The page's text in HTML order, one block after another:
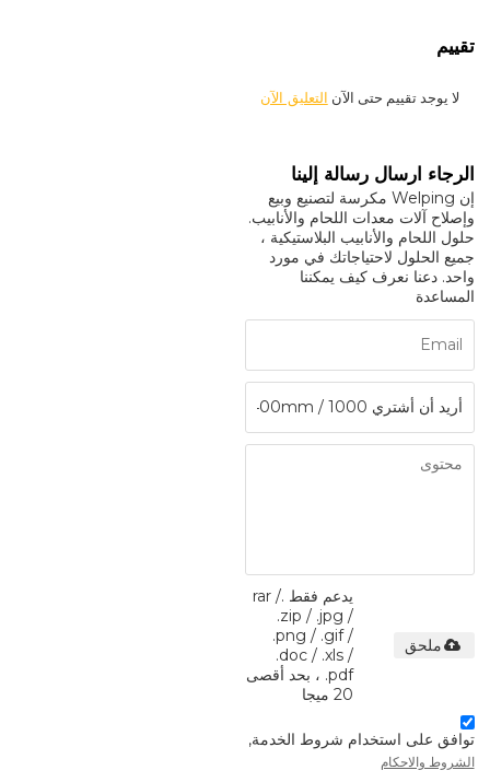
تقييم
لا يوجد تقييم حتى الآن التعليق الآن
الرجاء ارسال رسالة إلينا
إن Welping مكرسة لتصنيع وبيع
وإصلاح آلات معدات اللحام والأنابيب.
حلول اللحام والأنابيب البلاستيكية ،
جميع الحلول لاحتياجاتك في مورد
واحد. دعنا نعرف كيف يمكننا
المساعدة
يدعم فقط .rar /
.zip / .jpg /
.png / .gif /
.doc / .xls /
.pdf ، بحد أقصى
20 ميجا
ملحق
توافق على استخدام شروط الخدمة,
الشروط والاحكام